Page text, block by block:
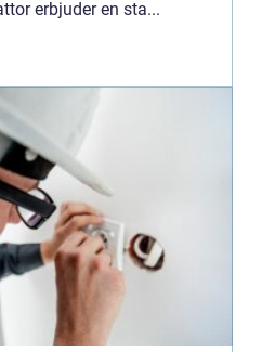
erbjuder en sta...